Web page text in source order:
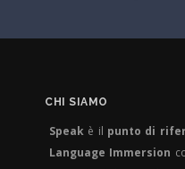
CHI SIAMO
Speak è il punto di
Language Immersion